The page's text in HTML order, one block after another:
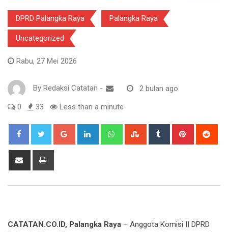
DPRD Palangka Raya Palangka Raya
Uncategorized
Rabu, 27 Mei 2026
By Redaksi Catatan - 2 bulan ago
0 33 Less than a minute
Google+ LinkedIn WhatsappStumbleUpon
Tumblr Pinterest
Share
CATATAN.CO.ID, Palangka Raya – Anggota Komisi II DPRD